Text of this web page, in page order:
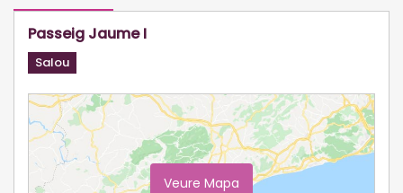
Passeig Jaume I
Salou
Veure Mapa